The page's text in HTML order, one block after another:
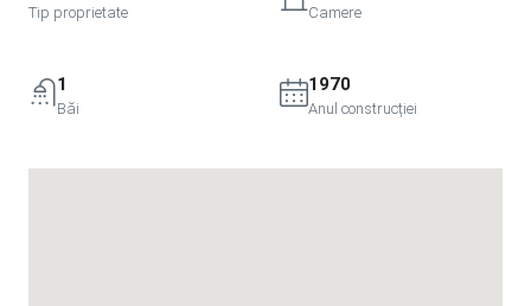
Tip proprietate Camere
1
Băi
1970
Anul construcției